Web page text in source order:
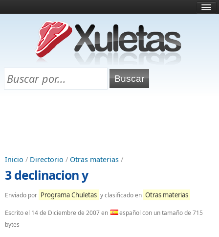
¿Qué es esto?
Directorio
Chuletas para exámenes
Inicio / Directorio / Otras materias /
3 declinacion y
Enviado por Programa Chuletas y clasificado en Otras materias
Escrito el 14 de Diciembre de 2007en
español con un tamaño de 715
bytes